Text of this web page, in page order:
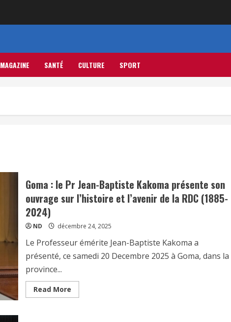
MAGAZINE SANTÉ CULTURE SPORT
Goma : le Pr Jean-Baptiste Kakoma présente son
ouvrage sur l’histoire et l’avenir de la RDC (1885-
2024)
ND décembre 24, 2025
Le Professeur émérite Jean-Baptiste Kakoma a
présenté, ce samedi 20 Decembre 2025 à Goma, dans la
province...
Read More